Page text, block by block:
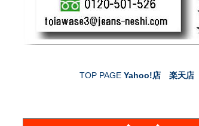
TOP PAGE Yahoo!店 楽天店